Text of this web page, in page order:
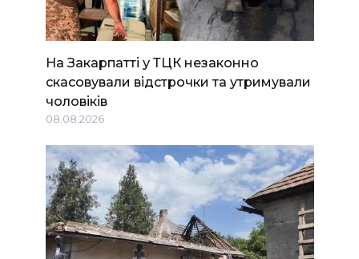
На Закарпатті у ТЦК незаконно
скасовували відстрочки та утримували
чоловіків
08.08.2026